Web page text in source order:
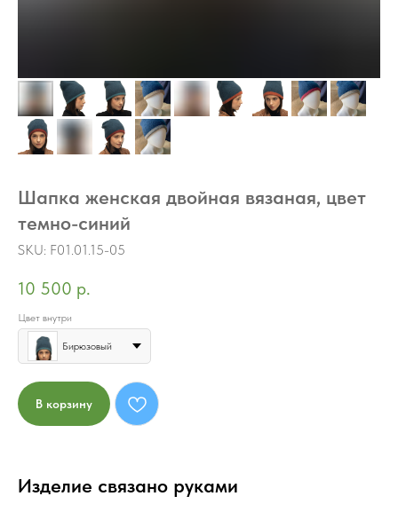
Шапка женская двойная вязаная, цвет
темно-синий
SKU: F01.01.15-05
10 500 р.
Цвет внутри
Бирюзовый
В корзину
Изделие связано руками